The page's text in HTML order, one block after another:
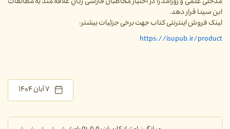
ابن سینا قرار دهد.
لینک فروش اینترنتی کتاب جهت برخی جزئیات بیشتر:
https://isupub.ir/product
۷ آبان ۱۴۰۴